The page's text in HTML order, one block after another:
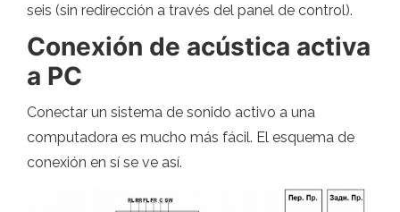
seis (sin redirección a través del panel de control).
Conexión de acústica activa
a PC
Conectar un sistema de sonido activo a una
computadora es mucho más fácil. El esquema de
conexión en sí se ve así.